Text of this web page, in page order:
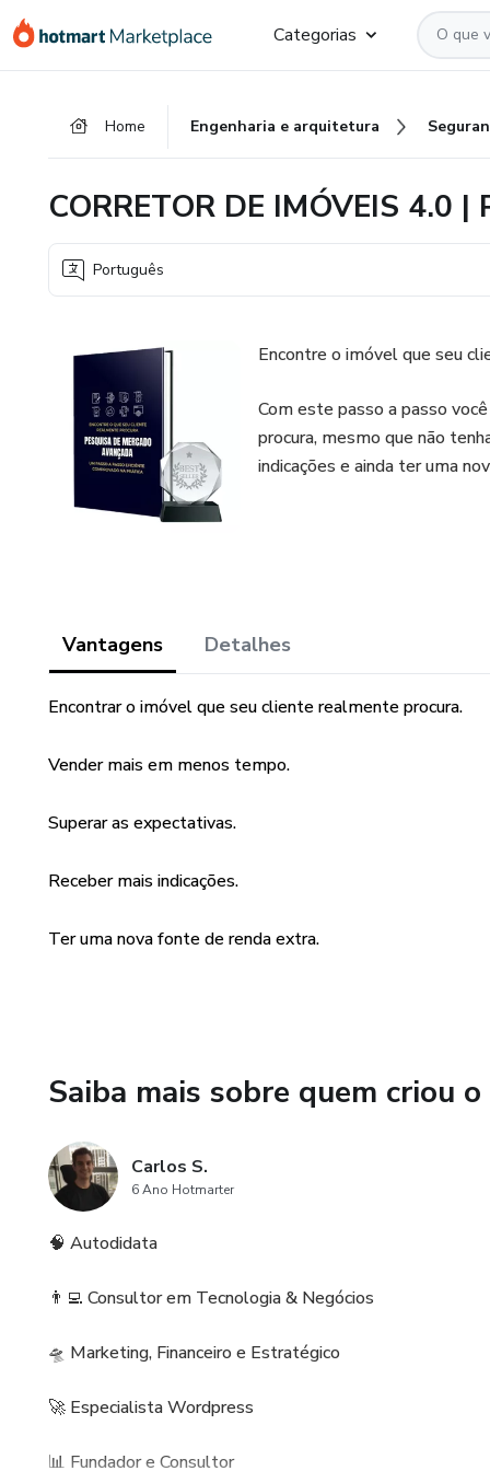
para
para
para
Categorias
Home Engenharia e arquitetura
CORRETOR DE IMÓVEIS 4.0
Português
Encontre o imóvel que seu
Com este passo a passo
procura, mesmo que não
indicações e ainda ter uma
Vantagens Detalhes
Encontrar o imóvel que seu cliente realmente procura.
Vender mais em menos tempo.
Superar as expectativas.
Receber mais indicações.
Ter uma nova fonte de renda extra.
Saiba mais sobre quem criou
Carlos S.
6 Ano Hotmarter
🧠 Autodidata
👨‍💻 Consultor em Tecnologia & Negócios
🛸 Marketing, Financeiro e Estratégico
🚀 Especialista Wordpress
📊 Fundador e Consultor